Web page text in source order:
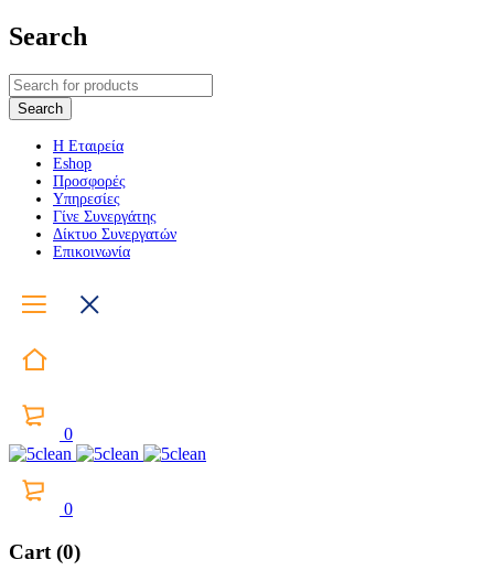
Search
Η Εταιρεία
Eshop
Προσφορές
Υπηρεσίες
Γίνε Συνεργάτης
Δίκτυο Συνεργατών
Επικοινωνία
0
0
Cart (0)